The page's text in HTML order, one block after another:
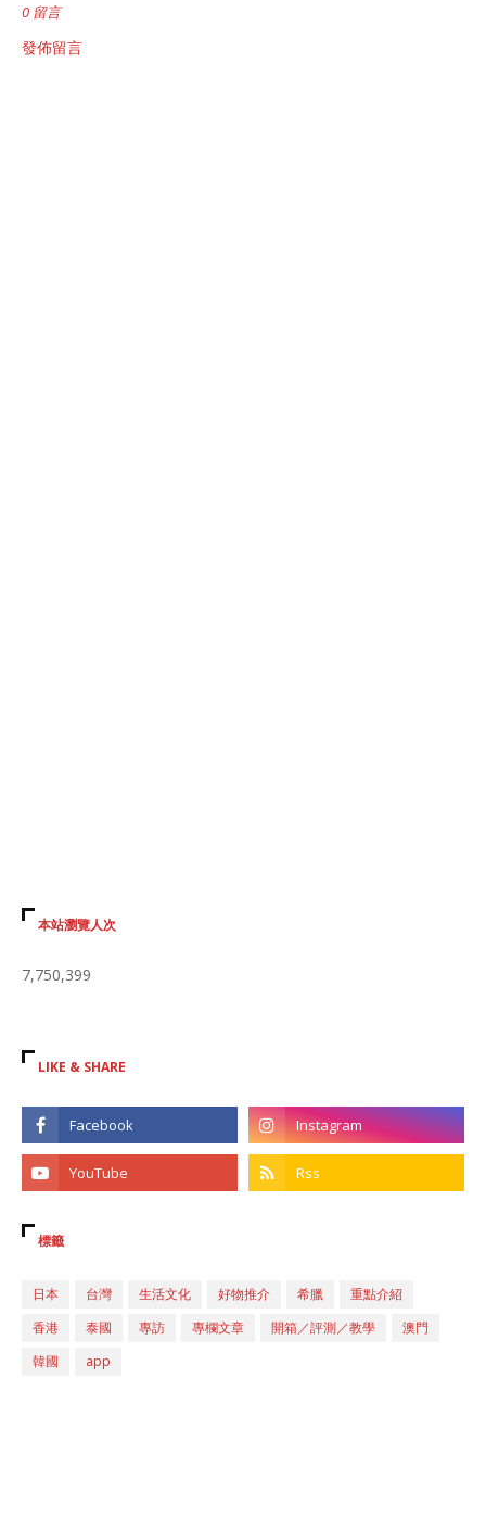
0 留言
發佈留言
本站瀏覽人次
7,750,399
LIKE & SHARE
標籤
日本 台灣 生活文化 好物推介 希臘
重點介紹
香港
泰國 專訪 專欄文章 開箱／評測／教學
澳門
韓國
app